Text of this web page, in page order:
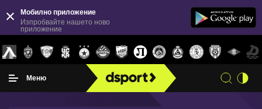
Мобилно приложение
Изпробвайте нашето ново
приложение
Меню